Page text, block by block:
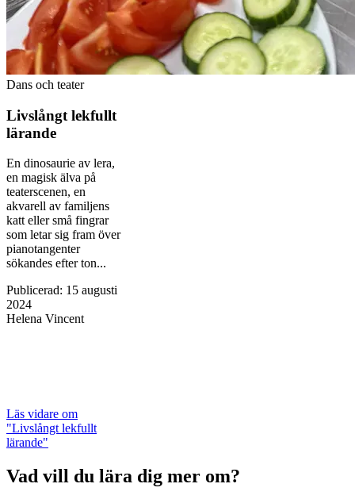
Dans och teater
Livslångt lekfullt
lärande
En dinosaurie av lera,
en magisk älva på
teaterscenen, en
akvarell av familjens
katt eller små fingrar
som letar sig fram över
pianotangenter
sökandes efter ton...
Publicerad: 15 augusti
2024
Helena Vincent
Läs vidare om
"Livslångt lekfullt
lärande"
Vad vill du lära dig mer om?